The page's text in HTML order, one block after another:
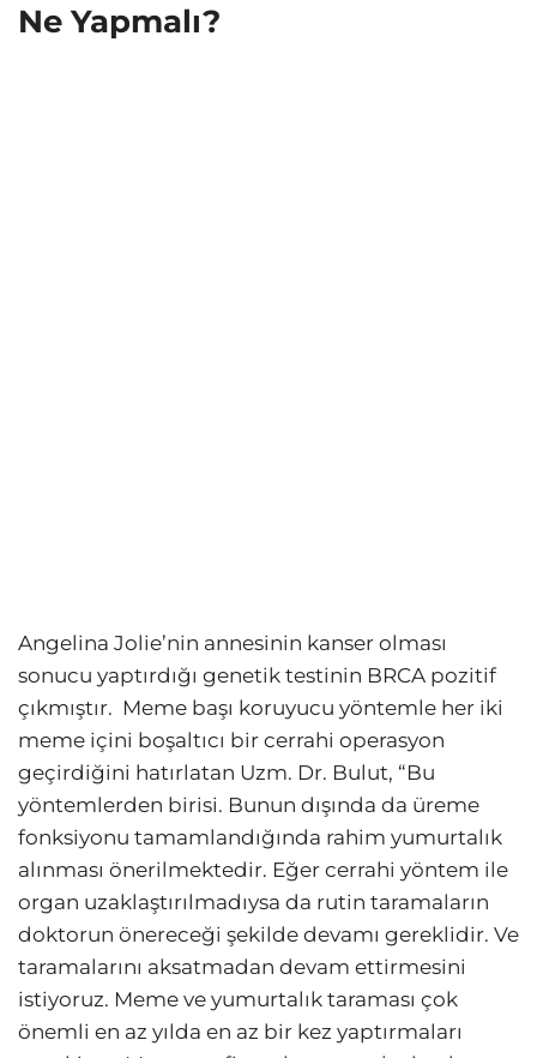
Ne Yapmalı?
Angelina Jolie’nin annesinin kanser olması
sonucu yaptırdığı genetik testinin BRCA pozitif
çıkmıştır. Meme başı koruyucu yöntemle her iki
meme içini boşaltıcı bir cerrahi operasyon
geçirdiğini hatırlatan Uzm. Dr. Bulut, “Bu
yöntemlerden birisi. Bunun dışında da üreme
fonksiyonu tamamlandığında rahim yumurtalık
alınması önerilmektedir. Eğer cerrahi yöntem ile
organ uzaklaştırılmadıysa da rutin taramaların
doktorun önereceği şekilde devamı gereklidir. Ve
taramalarını aksatmadan devam ettirmesini
istiyoruz. Meme ve yumurtalık taraması çok
önemli en az yılda en az bir kez yaptırmaları